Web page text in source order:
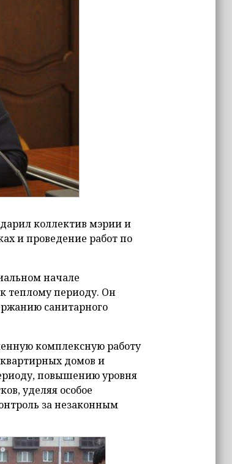
коллектив мэрии и
и проведение работ по
начале
теплому периоду. Он
санитарного
комплексную работу
домов и
повышению уровня
уделяя особое
за незаконным